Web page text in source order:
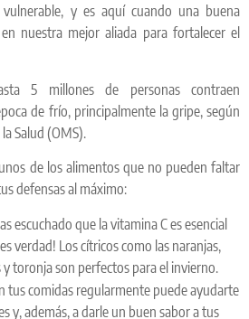
y es aquí cuando una buena
nuestra mejor aliada para fortalecer el
5 millones de personas contraen
de frío, principalmente la gripe, según
Salud (OMS).
de los alimentos que no pueden faltar
defensas al máximo:
escuchado que la vitamina C es esencial
verdad! Los cítricos como las naranjas,
y toronja son perfectos para el invierno.
tus comidas regularmente puede ayudarte
y, además, a darle un buen sabor a tus